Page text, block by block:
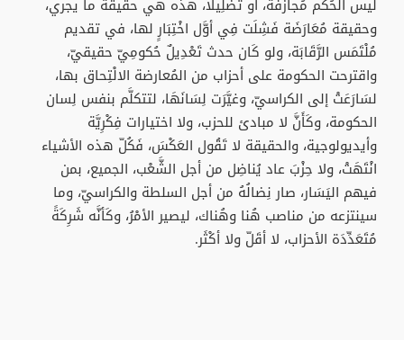
وحقيقة مُعَارَضَة فَشِلَت فِي أوَّل اخْتِبَارٍ لها، في تقديم
مُلْتَمَس الرَّقَابَة، ولو كَان حدث تَعْدِيلٌ حُكومِيّ حقيقيّ،
واقترحت الحكومة على أحزاب من المُعارضة الالْتِحاق بها،
لسَارَعَتْ إلى الكراسيّ، وغيَّرَت لِسَانَهَا، لتتكلَّم بنفس لِسان
الحكومة، وكَأَنَّ لا مبادئ للحزب، ولا اختيارات فِكْرِيَّة
وأيديولوجية، والحقيقة لا تَقُول العَكْسَ، فَكُلّ هذه الأشياء
انْتَهَتْ، ولا حِزْبَ عاد يُناضِل من أجل الشَّعْب، الجميع، بمن
فيهم اليَسَار، صار نِضالُهُ من أجل السلطة والكراسيّ، وما
سينتزعه من مناصب هُنا وهُناك، ليصير الأمْرُ، وكَأنَّه شَرِكَةً
مُتَعَدِّدَة الأحزاب، لا أقَلّ ولا أكْثَر.